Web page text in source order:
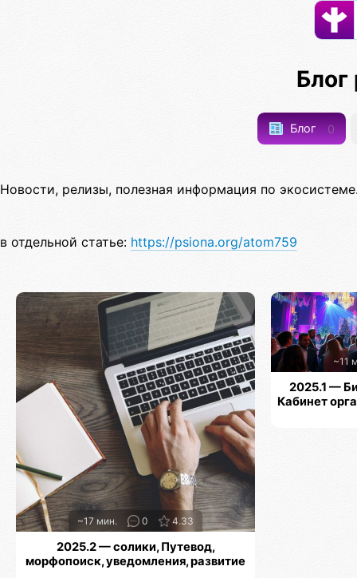
Блог
Блог 0
Новости, релизы, полезная информация по
в отдельной статье: https://psiona.org/atom759
~17 мин. 0 4.33
2025.2 — солики, Путевод,
морфопоиск, уведомления, развитие
~11
2025.1 —
Кабинет